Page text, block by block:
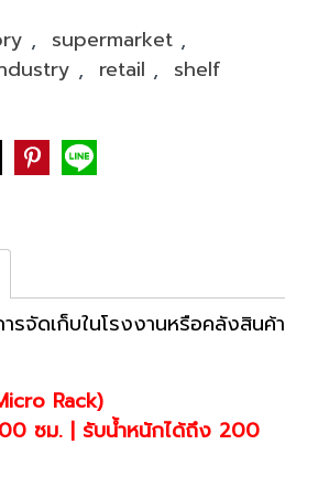
, supermarket ,
, retail , shelf
รจัดเก็บในโรงงานหรือคลังสินค้า
Rack)
ซม. | รับน้ำหนักได้ถึง 200